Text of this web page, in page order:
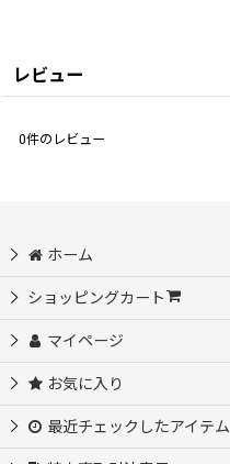
レビュー
0件のレビュー
ホーム
ショッピングカート
マイページ
お気に入り
最近チェックしたアイテム